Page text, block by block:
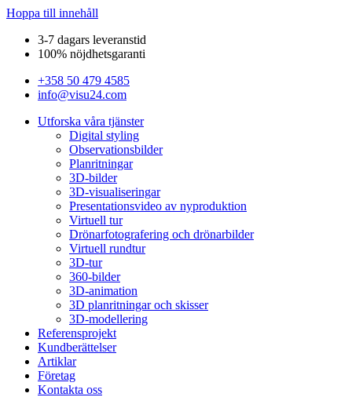
Hoppa till innehåll
3-7 dagars leveranstid
100% nöjdhetsgaranti
+358 50 479 4585
info@visu24.com
Utforska våra tjänster
Digital styling
Observationsbilder
Planritningar
3D-bilder
3D-visualiseringar
Presentationsvideo av nyproduktion
Virtuell tur
Drönarfotografering och drönarbilder
Virtuell rundtur
3D-tur
360-bilder
3D-animation
3D planritningar och skisser
3D-modellering
Referensprojekt
Kundberättelser
Artiklar
Företag
Kontakta oss